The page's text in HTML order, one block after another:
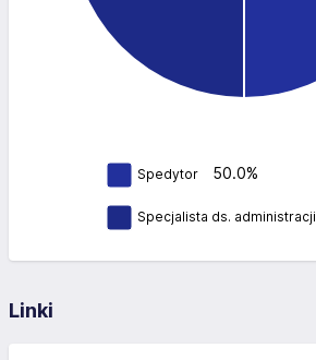
Spedytor 50.0%
Specjalista ds. administracji
Linki